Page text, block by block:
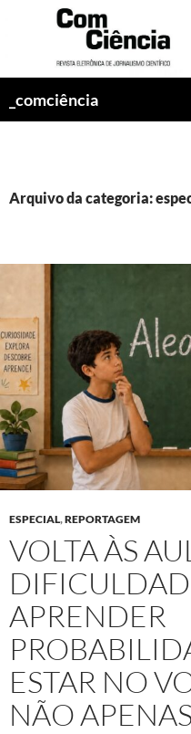
_comciência
Arquivo da categoria:
ESPECIAL,REPORTAGEM
VOLTA ÀS
APRENDER
ESTAR NO
NÃO